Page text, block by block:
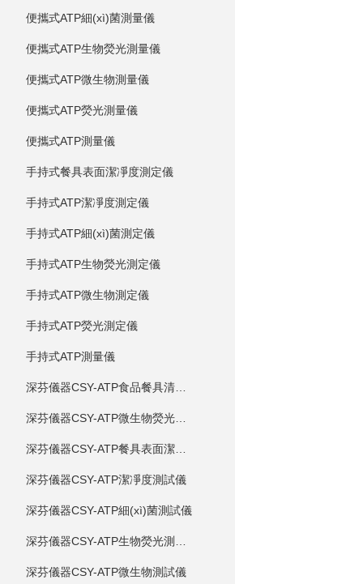
便攜式ATP細(xì)菌測量儀
便攜式ATP生物熒光測量儀
便攜式ATP微生物測量儀
便攜式ATP熒光測量儀
便攜式ATP測量儀
手持式餐具表面潔凈度測定儀
手持式ATP潔凈度測定儀
手持式ATP細(xì)菌測定儀
手持式ATP生物熒光測定儀
手持式ATP微生物測定儀
手持式ATP熒光測定儀
手持式ATP測量儀
深芬儀器CSY-ATP潔凈度測試儀
深芬儀器CSY-ATP細(xì)菌測試儀
深芬儀器CSY-ATP微生物測試儀